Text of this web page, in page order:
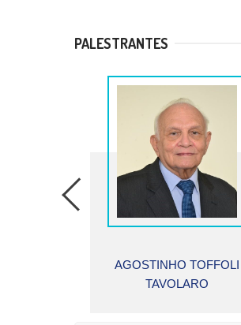
PALESTRANTES
MARCOS ANDRÉ